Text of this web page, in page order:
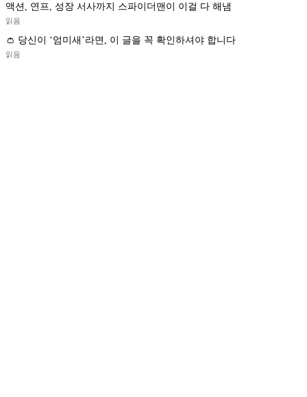
액션, 연프, 성장 서사까지 스파이더맨이 이걸 다 해냄
읽음
👛 당신이 ‘엄미새’라면, 이 글을 꼭 확인하셔야 합니다
읽음